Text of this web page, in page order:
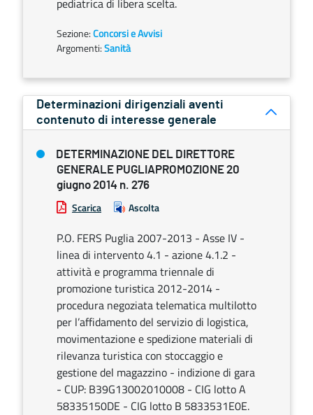
pediatrica di libera scelta.
Sezione:Concorsi e Avvisi
Argomenti:Sanità
Determinazioni dirigenziali aventi
contenuto di interesse generale
DETERMINAZIONE DEL DIRETTORE
GENERALE PUGLIAPROMOZIONE 20
giugno 2014 n. 276
Scarica Ascolta
P.O. FERS Puglia 2007-2013 - Asse IV -
linea di intervento 4.1 - azione 4.1.2 -
attività e programma triennale di
promozione turistica 2012-2014 -
procedura negoziata telematica multilotto
per l’affidamento del servizio di logistica,
movimentazione e spedizione materiali di
rilevanza turistica con stoccaggio e
gestione del magazzino - indizione di gara
- CUP: B39G13002010008 - CIG lotto A
58335150DE - CIG lotto B 5833531E0E.